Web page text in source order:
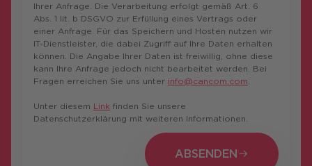
Ihrer Anfrage. Die Verarbeitung erfolgt gemäß Art. 6
Abs. 1 lit. b DSGVO zur Erfüllung eines Vertrags oder
einer Anfrage. Für das Speichern und Hosten nutzen wir
IT-Dienstleister, die dabei Zugriff auf Ihre Daten erhalten
können. Die Angabe Ihrer Daten ist freiwillig, ohne diese
kann Ihre Anfrage jedoch nicht bearbeitet werden. Bei
Fragen erreichen Sie uns unter info@cancom.com.
Unter diesem Link finden Sie unsere
Datenschutzerklärung mit weiteren Informationen.
ABSENDEN
ABSENDEN